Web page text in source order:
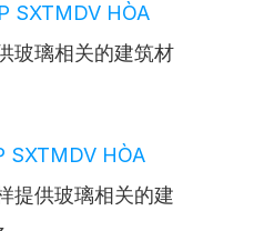
SXTMDV HÒA
玻璃相关的建筑材
SXTMDV HÒA
提供玻璃相关的建